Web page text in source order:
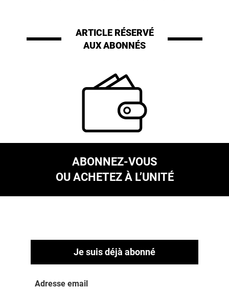
ARTICLE RÉSERVÉ
AUX ABONNÉS
ABONNEZ-VOUS
OU ACHETEZ À L’UNITÉ
Je suis déjà abonné
Adresse email